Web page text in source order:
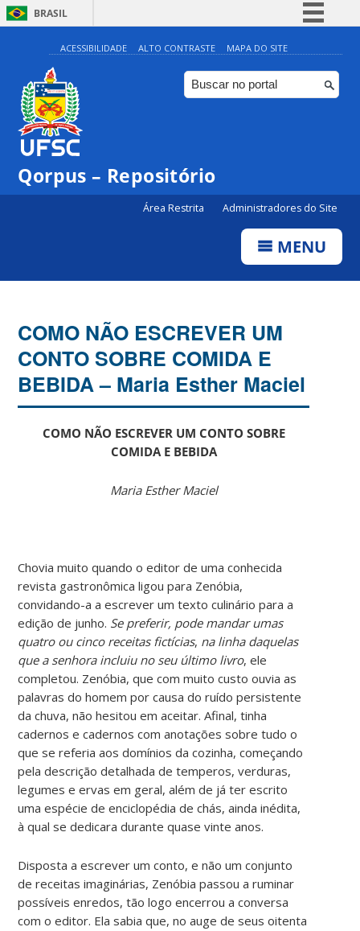
BRASIL
Simplifique!
Comunica BR
Participe
ACESSIBILIDADE ALTO CONTRASTE MAPA DO SITE
Qorpus – Repositório
Área Restrita Administradores do Site
MENU
COMO NÃO ESCREVER UM
CONTO SOBRE COMIDA E
BEBIDA – Maria Esther Maciel
COMO NÃO ESCREVER UM CONTO SOBRE
COMIDA E BEBIDA
Maria Esther Maciel
Chovia muito quando o editor de uma conhecida
revista gastronômica ligou para Zenóbia,
convidando-a a escrever um texto culinário para a
edição de junho. Se preferir, pode mandar umas
quatro ou cinco receitas fictícias, na linha daquelas
que a senhora incluiu no seu último livro, ele
completou. Zenóbia, que com muito custo ouvia as
palavras do homem por causa do ruído persistente
da chuva, não hesitou em aceitar. Afinal, tinha
cadernos e cadernos com anotações sobre tudo o
que se referia aos domínios da cozinha, começando
pela descrição detalhada de temperos, verduras,
legumes e ervas em geral, além de já ter escrito
uma espécie de enciclopédia de chás, ainda inédita,
à qual se dedicara durante quase vinte anos.
Disposta a escrever um conto, e não um conjunto
de receitas imaginárias, Zenóbia passou a ruminar
possíveis enredos, tão logo encerrou a conversa
com o editor. Ela sabia que, no auge de seus oitenta